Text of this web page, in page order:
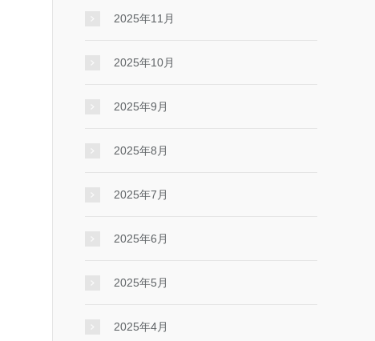
2025年11月
2025年10月
2025年9月
2025年8月
2025年7月
2025年6月
2025年5月
2025年4月